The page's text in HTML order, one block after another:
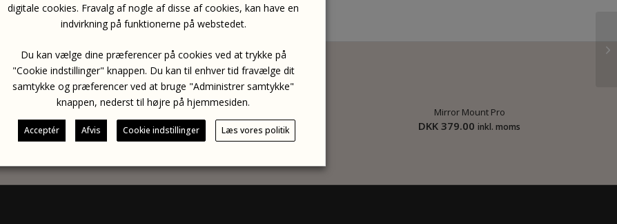
Phone Case M
245.00 inkl. moms DKK299.00 inkl. moms
Mirror Mount Pro
DKK379.00 inkl. moms
digitale cookies. Fravalg af nogle af disse af cookies, kan have en
indvirkning på funktionerne på webstedet.
Du kan vælge dine præferencer på cookies ved at trykke på
"Cookie indstillinger" knappen. Du kan til enhver tid fravælge dit
samtykke og præferencer ved at bruge "Administrer samtykke"
knappen, nederst til højre på hjemmesiden.
Acceptér Afvis Cookie indstillinger Læs vores politik